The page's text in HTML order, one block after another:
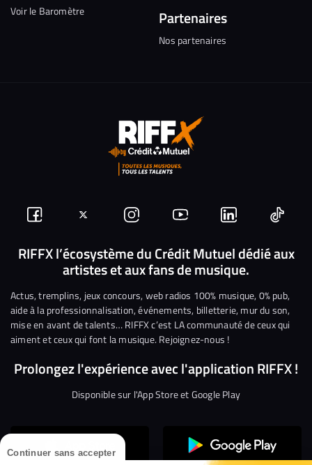
Continuer sans accepter
Voir le Baromètre Partenaires
Nos partenaires
Suivez-
nous
Facebook
Suivez-
nous
sur
Twitter
Nous
rejoindre
sur
Instagram
Nous
rejoindre
sur
YouTube
Nous
rejoindre
sur
Linkedin
Nous
RIFFX l’écosystème du Crédit Mutuel dédié aux
artistes et aux fans de musique.
Actus, tremplins, jeux concours, web radios 100% musique, 0% pub,
aide à la professionnalisation, événements, billetterie, mur du son,
mise en avant de talents… RIFFX c’est LA communauté de ceux qui
aiment et ceux qui font la musique. Rejoignez-nous !
Prolongez l'expérience avec l'application RIFFX !
Disponible sur l'App Store et Google Play